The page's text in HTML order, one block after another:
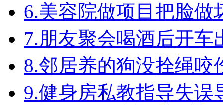
6.美容院做项目把脸做
7.朋友聚会喝酒后开
8.邻居养的狗没拴绳
9.健身房私教指导失